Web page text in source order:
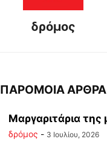
δρόμος
ΠΑΡΟΜΟΙΑ ΑΡΘΡΑ
Μαργαριτάρια της
δρόμος - 3 Ιουλίου, 2026